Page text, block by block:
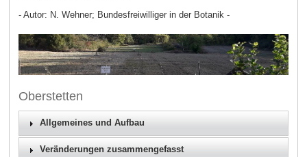
- Autor: N. Wehner; Bundesfreiwilliger in der Botanik -
Oberstetten
Allgemeines und Aufbau
Veränderungen zusammengefasst